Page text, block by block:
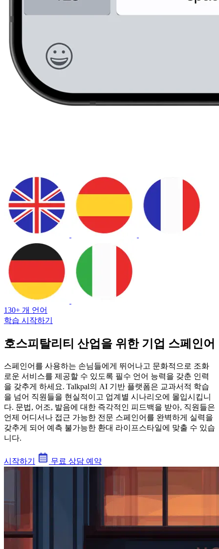
130+ 개 언어
학습 시작하기
호스피탈리티 산업을 위한 기업 스페인어
스페인어를 사용하는 손님들에게 뛰어나고 문화적으로 조화
로운 서비스를 제공할 수 있도록 필수 언어 능력을 갖춘 인력
을 갖추게 하세요. Talkpal의 AI 기반 플랫폼은 교과서적 학습
을 넘어 직원들을 현실적이고 업계별 시나리오에 몰입시킵니
다. 문법, 어조, 발음에 대한 즉각적인 피드백을 받아, 직원들은
언제 어디서나 접근 가능한 전문 스페인어를 완벽하게 실력을
갖추게 되어 예측 불가능한 환대 라이프스타일에 맞출 수 있습
니다.
시작하기 무료 상담 예약